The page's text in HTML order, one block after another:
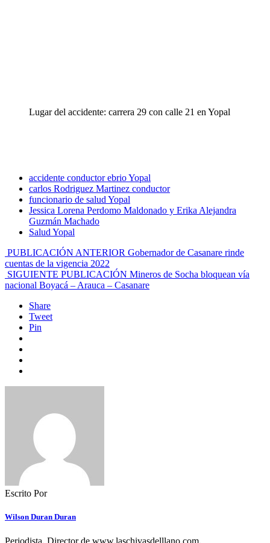
Lugar del accidente: carrera 29 con calle 21 en Yopal
accidente conductor ebrio Yopal
carlos Rodriguez Martinez conductor
funcionario de salud Yopal
Jessica Lorena Perdomo Maldonado y Erika Alejandra
Guzmán Machado
Salud Yopal
PUBLICACIÓN ANTERIOR Gobernador de Casanare rinde
cuentas de la vigencia 2022
SIGUIENTE PUBLICACIÓN Mineros de Socha bloquean vía
nacional Boyacá – Arauca – Casanare
Share
Tweet
Pin
Escrito Por
Wilson Duran Duran
Periodista, Director de www.laschivasdelllano.com,